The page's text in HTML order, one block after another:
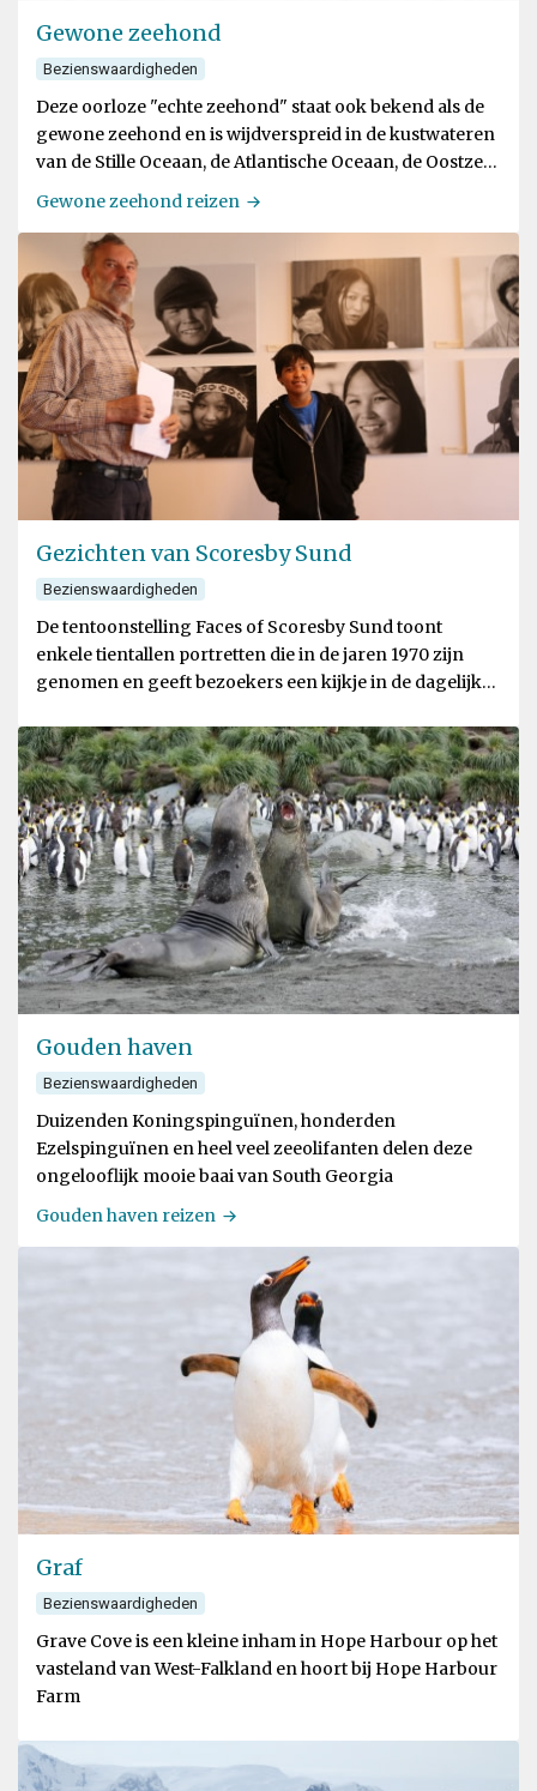
Gewone zeehond
Bezienswaardigheden
Deze oorloze "echte zeehond" staat ook bekend als de
gewone zeehond en is wijdverspreid in de kustwateren
van de Stille Oceaan, de Atlantische Oceaan, de Oostzee
en de Noordzee
Gewone zeehond reizen
Gezichten van Scoresby Sund
Bezienswaardigheden
De tentoonstelling Faces of Scoresby Sund toont
enkele tientallen portretten die in de jaren 1970 zijn
genomen en geeft bezoekers een kijkje in de dagelijkse
Gouden haven
Bezienswaardigheden
Duizenden Koningspinguïnen, honderden
Ezelspinguïnen en heel veel zeeolifanten delen deze
ongelooflijk mooie baai van South Georgia
Gouden haven reizen
Graf
Bezienswaardigheden
Grave Cove is een kleine inham in Hope Harbour op het
vasteland van West-Falkland en hoort bij Hope Harbour
Farm